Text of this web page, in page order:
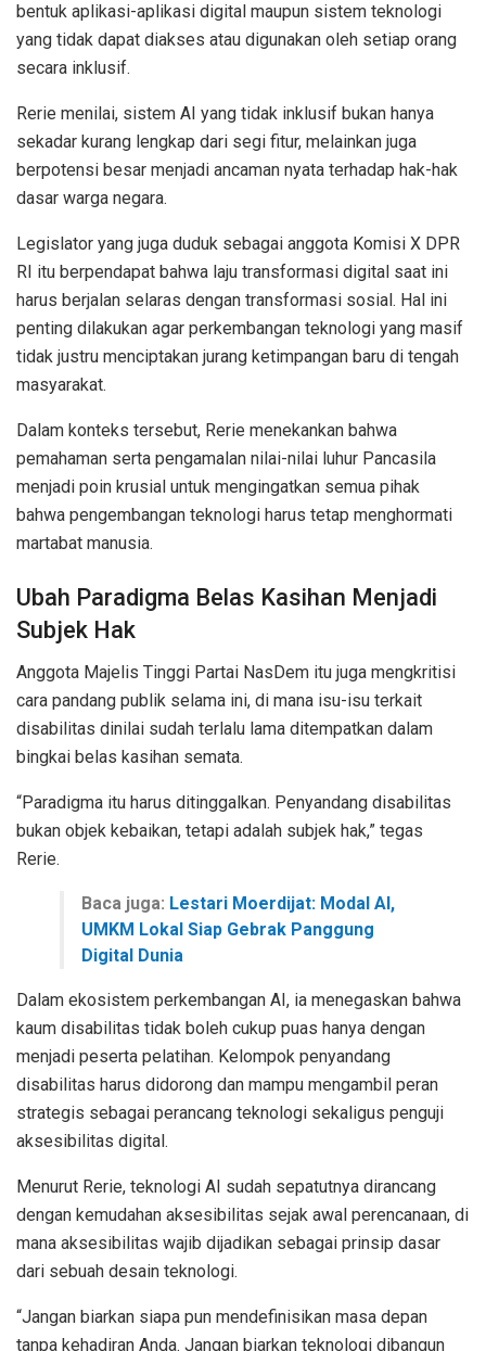
bentuk aplikasi-aplikasi digital maupun sistem teknologi
yang tidak dapat diakses atau digunakan oleh setiap orang
secara inklusif.
Rerie menilai, sistem AI yang tidak inklusif bukan hanya
sekadar kurang lengkap dari segi fitur, melainkan juga
berpotensi besar menjadi ancaman nyata terhadap hak-hak
dasar warga negara.
Legislator yang juga duduk sebagai anggota Komisi X DPR
RI itu berpendapat bahwa laju transformasi digital saat ini
harus berjalan selaras dengan transformasi sosial. Hal ini
penting dilakukan agar perkembangan teknologi yang masif
tidak justru menciptakan jurang ketimpangan baru di tengah
masyarakat.
Dalam konteks tersebut, Rerie menekankan bahwa
pemahaman serta pengamalan nilai-nilai luhur Pancasila
menjadi poin krusial untuk mengingatkan semua pihak
bahwa pengembangan teknologi harus tetap menghormati
martabat manusia.
Ubah Paradigma Belas Kasihan Menjadi
Subjek Hak
Anggota Majelis Tinggi Partai NasDem itu juga mengkritisi
cara pandang publik selama ini, di mana isu-isu terkait
disabilitas dinilai sudah terlalu lama ditempatkan dalam
bingkai belas kasihan semata.
“Paradigma itu harus ditinggalkan. Penyandang disabilitas
bukan objek kebaikan, tetapi adalah subjek hak,” tegas
Rerie.
Baca juga: Lestari Moerdijat: Modal AI,
UMKM Lokal Siap Gebrak Panggung
Digital Dunia
Dalam ekosistem perkembangan AI, ia menegaskan bahwa
kaum disabilitas tidak boleh cukup puas hanya dengan
menjadi peserta pelatihan. Kelompok penyandang
disabilitas harus didorong dan mampu mengambil peran
strategis sebagai perancang teknologi sekaligus penguji
aksesibilitas digital.
Menurut Rerie, teknologi AI sudah sepatutnya dirancang
dengan kemudahan aksesibilitas sejak awal perencanaan, di
mana aksesibilitas wajib dijadikan sebagai prinsip dasar
dari sebuah desain teknologi.
“Jangan biarkan siapa pun mendefinisikan masa depan
tanpa kehadiran Anda. Jangan biarkan teknologi dibangun